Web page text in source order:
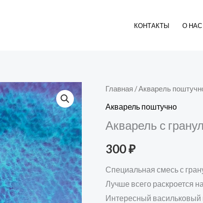
КОНТАКТЫ О НАС
Главная /Акварель
Акварель поштучно
Акварель с
300₽
Специальная смесь с
Лучше всего раскроется
Интересный васильковый
Количество
товара
с
грануляцией
Прекрасная"